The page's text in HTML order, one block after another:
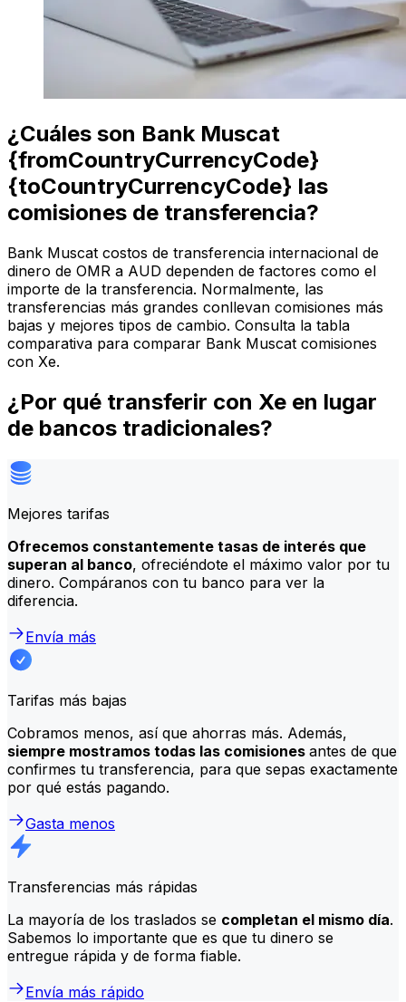
¿Cuáles son Bank Muscat
{fromCountryCurrencyCode}
{toCountryCurrencyCode} las
comisiones de transferencia?
Bank Muscat costos de transferencia internacional de
dinero de OMR a AUD dependen de factores como el
importe de la transferencia. Normalmente, las
transferencias más grandes conllevan comisiones más
bajas y mejores tipos de cambio. Consulta la tabla
comparativa para comparar Bank Muscat comisiones
con Xe.
¿Por qué transferir con Xe en lugar
de bancos tradicionales?
Mejores tarifas
Ofrecemos constantemente tasas de interés que
superan al banco, ofreciéndote el máximo valor por tu
dinero. Compáranos con tu banco para ver la
diferencia.
Envía más
Tarifas más bajas
Cobramos menos, así que ahorras más. Además,
siempre mostramos todas las comisiones antes de que
confirmes tu transferencia, para que sepas exactamente
por qué estás pagando.
Gasta menos
Transferencias más rápidas
La mayoría de los traslados se completan el mismo día.
Sabemos lo importante que es que tu dinero se
entregue rápida y de forma fiable.
Envía más rápido